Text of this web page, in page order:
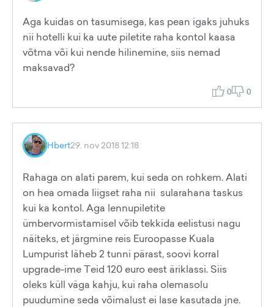
Aga kuidas on tasumisega, kas pean igaks juhuks
nii hotelli kui ka uute piletite raha kontol kaasa
võtma või kui nende hilinemine, siis nemad
maksavad?
0 0
Hbert29. nov 2018 12:18
Rahaga on alati parem, kui seda on rohkem. Alati
on hea omada liigset raha nii sularahana taskus
kui ka kontol. Aga lennupiletite
ümbervormistamisel võib tekkida eelistusi nagu
näiteks, et järgmine reis Euroopasse Kuala
Lumpurist läheb 2 tunni pärast, soovi korral
upgrade-ime Teid 120 euro eest äriklassi. Siis
oleks küll väga kahju, kui raha olemasolu
puudumine seda võimalust ei lase kasutada jne.